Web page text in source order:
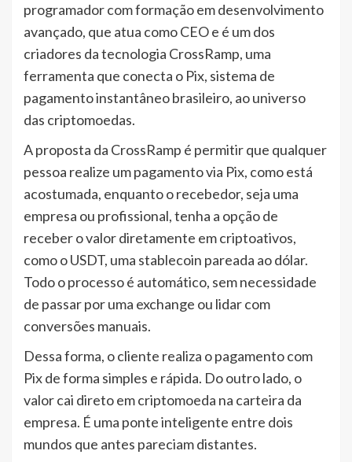
programador com formação em desenvolvimento
avançado, que atua como CEO e é um dos
criadores da tecnologia CrossRamp, uma
ferramenta que conecta o Pix, sistema de
pagamento instantâneo brasileiro, ao universo
das criptomoedas.
A proposta da CrossRamp é permitir que qualquer
pessoa realize um pagamento via Pix, como está
acostumada, enquanto o recebedor, seja uma
empresa ou profissional, tenha a opção de
receber o valor diretamente em criptoativos,
como o USDT, uma stablecoin pareada ao dólar.
Todo o processo é automático, sem necessidade
de passar por uma exchange ou lidar com
conversões manuais.
Dessa forma, o cliente realiza o pagamento com
Pix de forma simples e rápida. Do outro lado, o
valor cai direto em criptomoeda na carteira da
empresa. É uma ponte inteligente entre dois
mundos que antes pareciam distantes.